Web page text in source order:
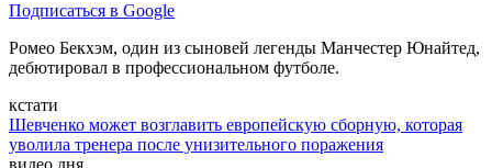
Подписаться в Google
Ромео Бекхэм, один из сыновей легенды Манчестер Юнайтед,
дебютировал в профессиональном футболе.
кстати
Шевченко может возглавить европейскую сборную, которая
уволила тренера после унизительного поражения